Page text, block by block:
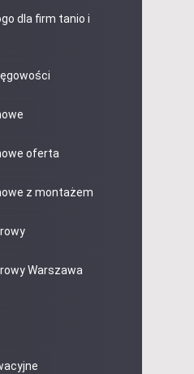
dla firm tanio i
oferta
z montażem
Warszawa